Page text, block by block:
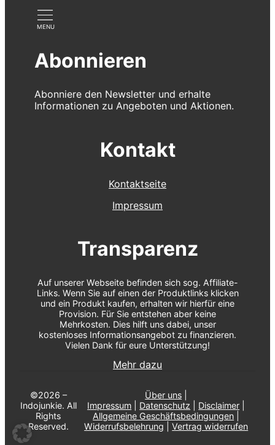
Abonnieren
Abonniere den Newsletter und erhalte
Informationen zu Angeboten und Aktionen.
Kontakt
Kontaktseite
Impressum
Transparenz
Auf unserer Webseite befinden sich sog. Affiliate-
Links. Wenn Sie auf einen der Produktlinks klicken
und ein Produkt kaufen, erhalten wir hierfür eine
Provision. Für Sie entstehen aber keine
Mehrkosten. Dies hilft uns dabei, unser
kostenloses Informationsangebot zu finanzieren.
Vielen Dank für eure Unterstützung!
Mehr dazu
©2026 –
Indojunkie. All
Rights
Reserved.
Über uns
Impressum
Datenschutz Disclaimer
Allgemeine Geschäftsbedingungen
Widerrufsbelehrung |Vertrag widerrufen